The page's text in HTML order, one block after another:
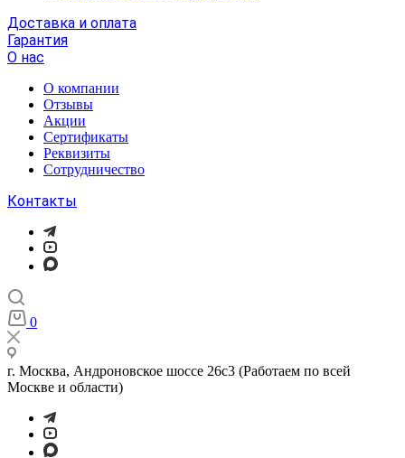
Доставка и оплата
Гарантия
О нас
О компании
Отзывы
Акции
Cертификаты
Реквизиты
Сотрудничество
Контакты
0
г. Москва, Андроновское шоссе 26с3 (Работаем по всей
Москве и области)